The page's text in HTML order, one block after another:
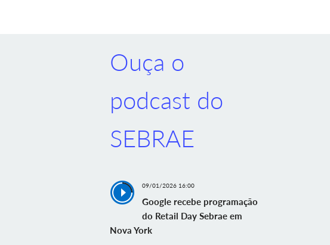
Ouça o
podcast do
SEBRAE
09/01/2026 16:00
Google recebe programação
do Retail Day Sebrae em
Nova York